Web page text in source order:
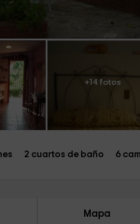
+14 fotos
2 cuartos de baño 6
Mapa